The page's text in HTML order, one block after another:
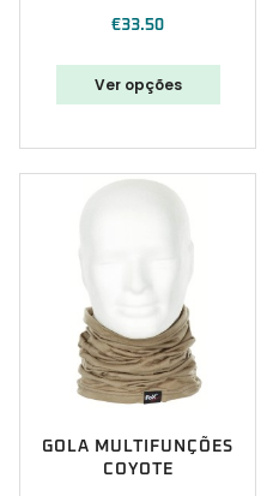
€33.50
Ver opções
GOLA MULTIFUNÇÕES
COYOTE